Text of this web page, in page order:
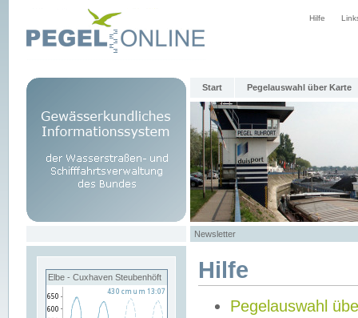
Hilfe
Start Pegelauswahl über Karte
Newsletter
Elbe - Cuxhaven Steubenhöft Hilfe
Pegelauswahl